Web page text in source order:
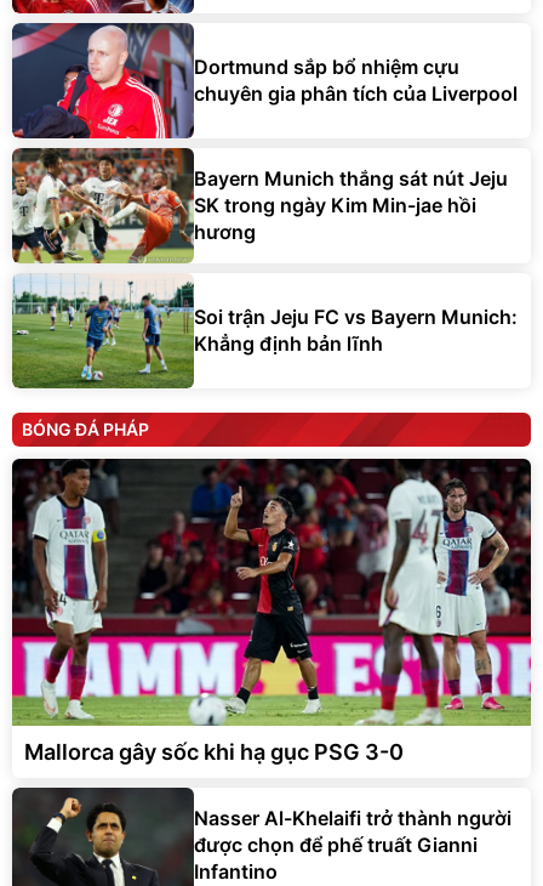
Dortmund sắp bổ nhiệm cựu
chuyên gia phân tích của Liverpool
Bayern Munich thắng sát nút Jeju
SK trong ngày Kim Min-jae hồi
hương
Soi trận Jeju FC vs Bayern Munich:
Khẳng định bản lĩnh
BÓNG ĐÁ PHÁP
Mallorca gây sốc khi hạ gục PSG 3-0
Nasser Al-Khelaifi trở thành người
được chọn để phế truất Gianni
Infantino